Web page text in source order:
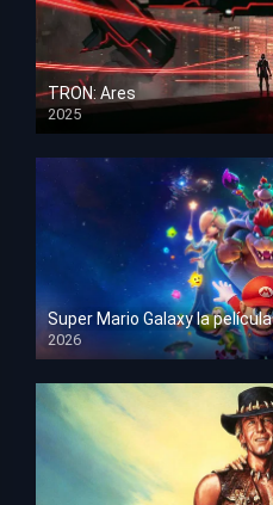
TRON: Ares
2025
HD 1080p
Super Mario Galaxy la película
2026
HD 1080p